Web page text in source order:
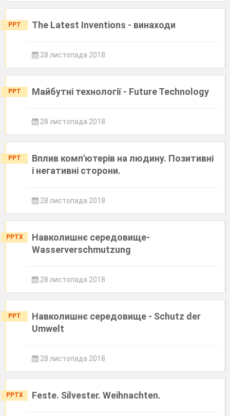
PPT The Latest Inventions - винаходи
28 листопада 2018
PPT Майбутні технології - Future Technology
28 листопада 2018
PPT
Вплив комп'ютерів на людину. Позитивні
і негативні сторони.
28 листопада 2018
PPTX
Навколишнє середовище-
Wasserverschmutzung
28 листопада 2018
PPT
Навколишнє середовище - Schutz der
Umwelt
28 листопада 2018
PPTX Feste. Silvester. Weihnachten.